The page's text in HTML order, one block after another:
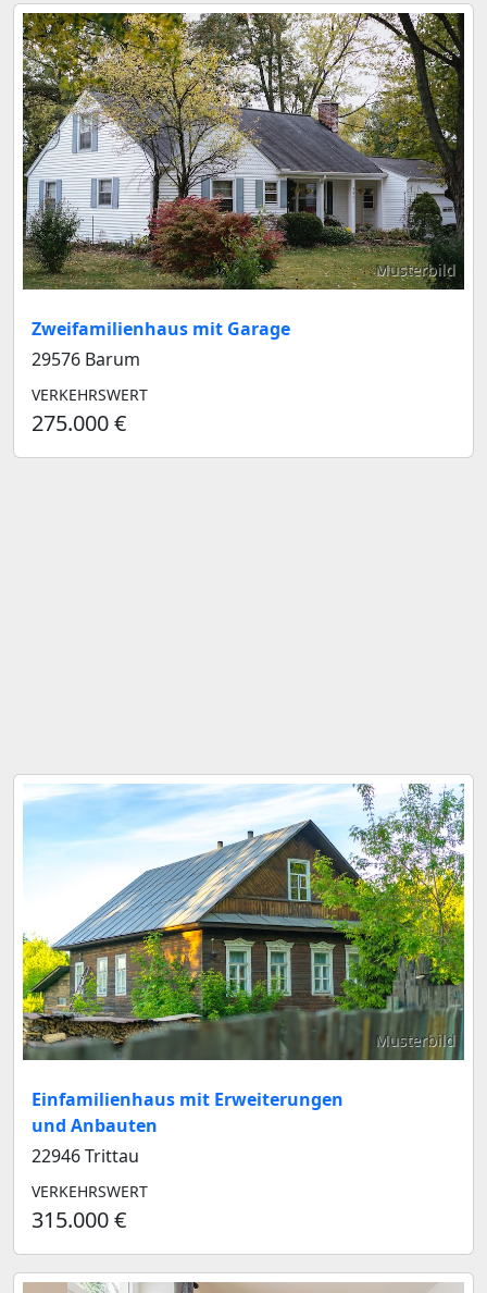
Musterbild
Zweifamilienhaus mit Garage
29576 Barum
VERKEHRSWERT
275.000 €
Musterbild
Einfamilienhaus mit Erweiterungen
und Anbauten
22946 Trittau
VERKEHRSWERT
315.000 €